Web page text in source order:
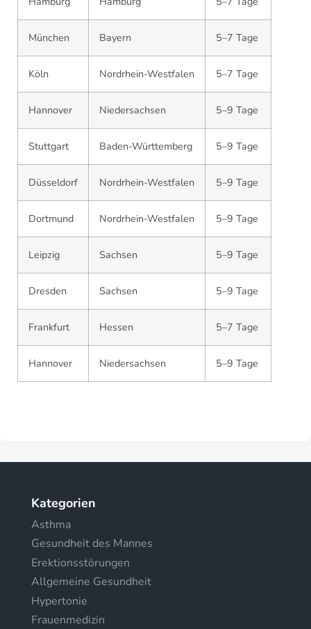
München Bayern 5–7 Tage
Köln Nordrhein-Westfalen 5–7 Tage
Hannover Niedersachsen 5–9 Tage
Stuttgart Baden-Württemberg 5–9 Tage
Düsseldorf Nordrhein-Westfalen 5–9 Tage
Dortmund Nordrhein-Westfalen 5–9 Tage
Leipzig Sachsen 5–9 Tage
Dresden Sachsen 5–9 Tage
Frankfurt Hessen 5–7 Tage
Hannover Niedersachsen 5–9 Tage
Kategorien
Asthma
Gesundheit des Mannes
Erektionsstörungen
Allgemeine Gesundheit
Hypertonie
Frauenmedizin